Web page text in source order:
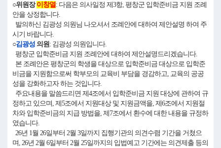
○위원장이창열: 다음은 의사일정 제3항, 평창군 입학준비금 지원 조례
안을 상정합니다.
발의하신 김광성 의원님 나오셔서 조례안에 대하여 제안설명 하여 주
시기 바랍니다.
○김광성 의원: 김광성 의원입니다.
평창군 입학준비금 지원 조례안에 대하여 제안설명드리겠습니다.
본 조례안은 평창군의 학생을 대상으로 입학준비금 대상으로 입학준
비금을 지원함으로써 학부모의 교육비 부담을 경감하고, 교육의 공공
성을 강화하고자 하는 것입니다.
주요내용을 말씀드리면 제4조에서 입학준비금 지원 대상에 관하여 규
정하고 있으며, 제5조에서 지원대상 및 지원금액을, 제6조에서 지원절
차와 입학준비금의 지급 방법을, 제7조에서 환수에 대한 내용을 규정하
였습니다.
26년 1월 26일부터 2월 3일까지 집행기관의 의견수렴 기간을 거쳤으
며, 26년 2월 6일부터 2월 25일까지의 입법예고 기간에는 의견제출 등의